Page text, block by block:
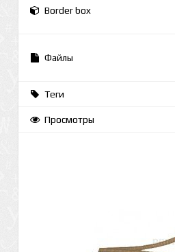
Border box
Файлы
Теги
Просмотры